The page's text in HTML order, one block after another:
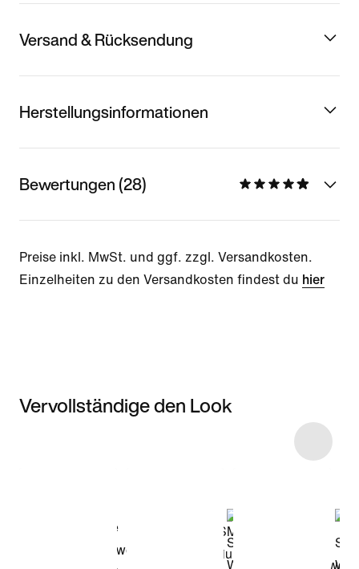
Versand & Rücksendung
Herstellungsinformationen
Bewertungen (28)
Preise inkl. MwSt. und ggf. zzgl. Versandkosten.
Einzelheiten zu den Versandkosten findest du hier
Vervollständige den Look